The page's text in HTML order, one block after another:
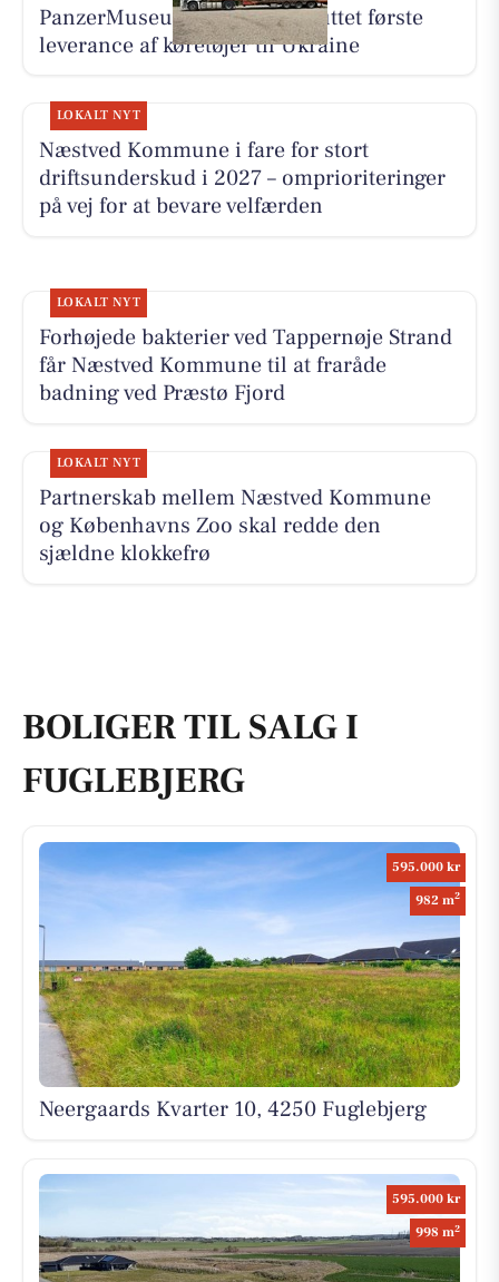
PanzerMuseum East har afsluttet første
leverance af køretøjer til Ukraine
LOKALT NYT
Næstved Kommune i fare for stort
driftsunderskud i 2027 – omprioriteringer
på vej for at bevare velfærden
LOKALT NYT
Forhøjede bakterier ved Tappernøje Strand
får Næstved Kommune til at fraråde
badning ved Præstø Fjord
LOKALT NYT
Partnerskab mellem Næstved Kommune
og Københavns Zoo skal redde den
sjældne klokkefrø
BOLIGER TIL SALG I
FUGLEBJERG
595.000 kr
982 m2
Neergaards Kvarter 10, 4250 Fuglebjerg
595.000 kr
998 m2